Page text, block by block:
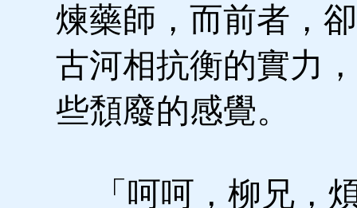
煉藥師，而前者，
古河相抗衡的實力
些頹廢的感覺。
「呵呵，柳兄，